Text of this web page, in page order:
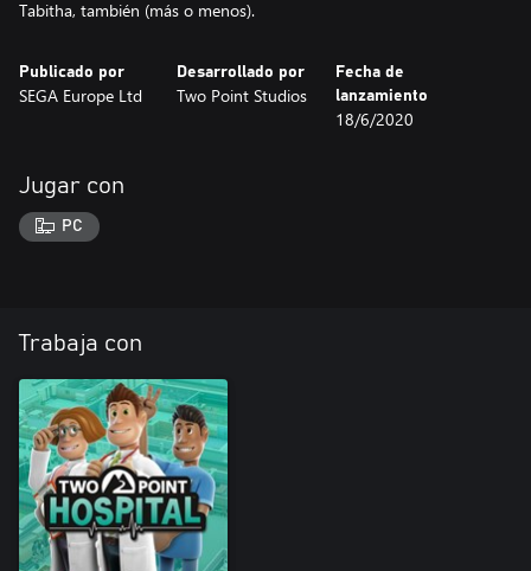
Publicado por
SEGA Europe Ltd
Desarrollado por
Two Point Studios
Fecha de
lanzamiento
18/6/2020
Jugar con
PC
Trabaja con